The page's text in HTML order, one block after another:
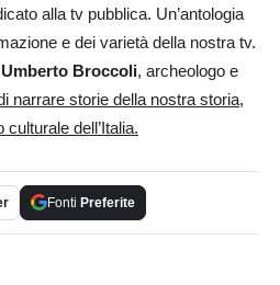
alla tv pubblica. Un’antologia
e dei varietà della nostra tv.
Umberto Broccoli, archeologo e
narrare storie della nostra storia,
dell’Italia.
Fonti Preferite